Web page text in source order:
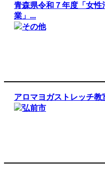
青森県令和７年度「女
業」...
その他
アロマヨガストレッチ教
弘前市